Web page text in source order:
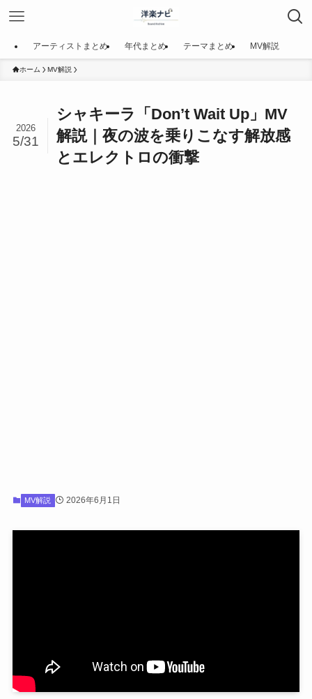
アーティストまとめ 年代まとめ テーマまとめ MV解説
ホーム MV解説
シャキーラ「Don’t Wait Up」MV
解説｜夜の波を乗りこなす解放感
とエレクトロの衝撃
2026
5/31
MV解説 2026年6月1日